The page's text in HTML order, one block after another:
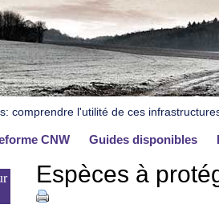
comprendre l'utilité de ces
CNW Guides disponibles
Espèces à